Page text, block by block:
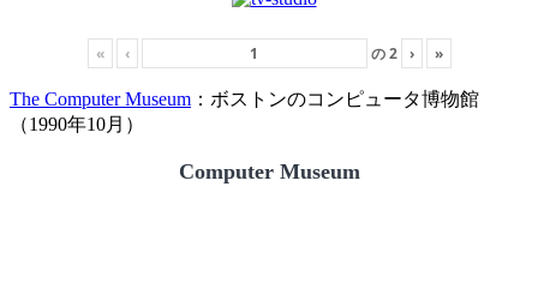
« ‹ の2 › »
The Computer Museum ：ボストンのコンピュータ博物館
（1990年10月）
Computer Museum